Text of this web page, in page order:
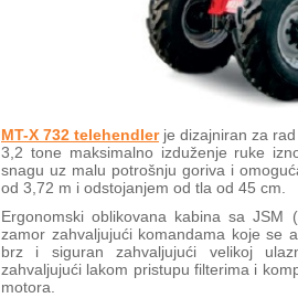
MT-X 732 telehendlerje dizajniran za rad
3,2 tone maksimalno izduženje ruke
snagu uz malu potrošnju goriva i
od 3,72 m i odstojanjem od tla od 45 cm.
Ergonomski oblikovana kabina sa JSM
zamor zahvaljujući komandama koje se
brz i siguran zahvaljujući velikoj
zahvaljujući lakom pristupu filterima i
motora.